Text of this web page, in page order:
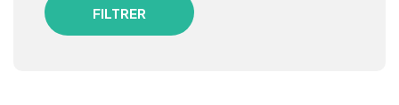
FILTRER